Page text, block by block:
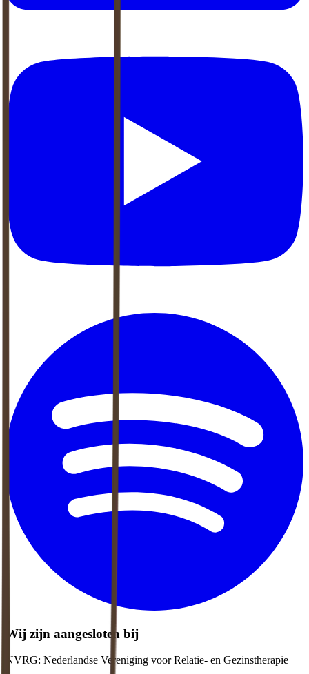
Wij zijn aangesloten bij
NVRG: Nederlandse Vereniging voor Relatie- en Gezinstherapie